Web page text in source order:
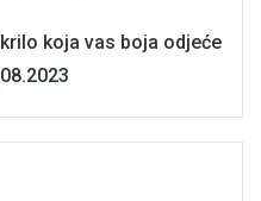
koja vas boja odjeće